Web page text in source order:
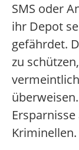
SMS oder
ihr Depot
gefährdet.
zu
Kriminellen.